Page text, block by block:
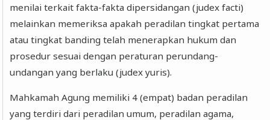
menilai terkait fakta-fakta dipersidangan (judex facti)
melainkan memeriksa apakah peradilan tingkat pertama
atau tingkat banding telah menerapkan hukum dan
prosedur sesuai dengan peraturan perundang-
undangan yang berlaku (judex yuris).
Mahkamah Agung memiliki 4 (empat) badan peradilan
yang terdiri dari peradilan umum, peradilan agama,